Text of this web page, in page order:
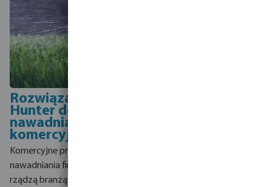
Rozwiązania
Hunter do
nawadniania
komercyjnego
Komercyjne produkty do
nawadniania firmy Hunter
rządzą branżą pod względem